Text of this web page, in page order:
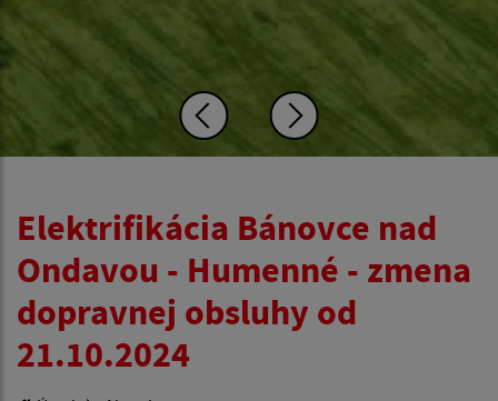
Elektrifikácia Bánovce nad
Ondavou - Humenné - zmena
dopravnej obsluhy od
21.10.2024